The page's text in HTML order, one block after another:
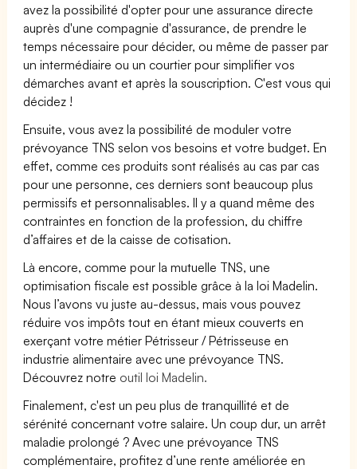
avez la possibilité d'opter pour une assurance directe
auprès d'une compagnie d'assurance, de prendre le
temps nécessaire pour décider, ou même de passer par
un intermédiaire ou un courtier pour simplifier vos
démarches avant et après la souscription. C'est vous qui
décidez !
Ensuite, vous avez la possibilité de moduler votre
prévoyance TNS selon vos besoins et votre budget. En
effet, comme ces produits sont réalisés au cas par cas
pour une personne, ces derniers sont beaucoup plus
permissifs et personnalisables. Il y a quand même des
contraintes en fonction de la profession, du chiffre
d’affaires et de la caisse de cotisation.
Là encore, comme pour la mutuelle TNS, une
optimisation fiscale est possible grâce à la loi Madelin.
Nous l’avons vu juste au-dessus, mais vous pouvez
réduire vos impôts tout en étant mieux couverts en
exerçant votre métier Pétrisseur / Pétrisseuse en
industrie alimentaire avec une prévoyance TNS.
Découvrez notre outil loi Madelin.
Finalement, c'est un peu plus de tranquillité et de
sérénité concernant votre salaire. Un coup dur, un arrêt
maladie prolongé ? Avec une prévoyance TNS
complémentaire, profitez d’une rente améliorée en